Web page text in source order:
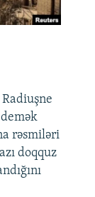
rəsmiləri
doqquz